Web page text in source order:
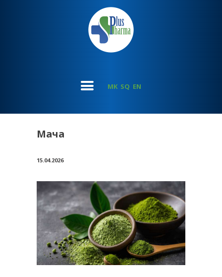
MK SQ EN
Мача
15.04.2026